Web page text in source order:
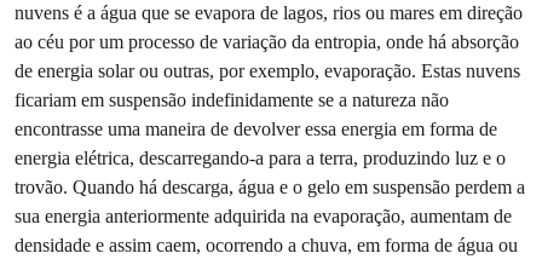
nuvens é a água que se evapora de lagos, rios ou mares em direção
ao céu por um processo de variação da entropia, onde há absorção
de energia solar ou outras, por exemplo, evaporação. Estas nuvens
ficariam em suspensão indefinidamente se a natureza não
encontrasse uma maneira de devolver essa energia em forma de
energia elétrica, descarregando-a para a terra, produzindo luz e o
trovão. Quando há descarga, água e o gelo em suspensão perdem a
sua energia anteriormente adquirida na evaporação, aumentam de
densidade e assim caem, ocorrendo a chuva, em forma de água ou